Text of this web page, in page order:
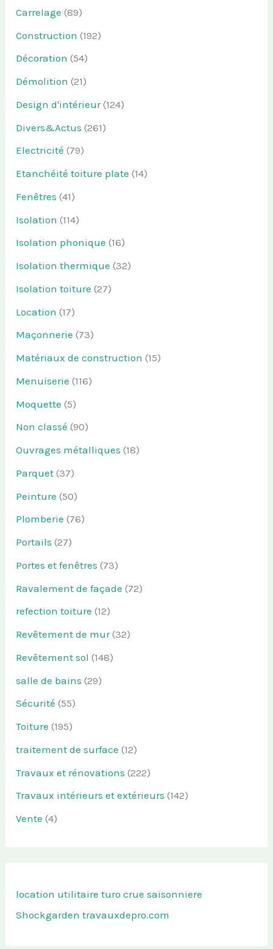
Carrelage (89)
Construction (192)
Décoration (54)
Démolition (21)
Design d'intérieur(124)
Divers&Actus (261)
Electricité (79)
Etanchéité toiture plate (14)
Fenêtres (41)
Isolation (114)
Isolation phonique (16)
Isolation thermique (32)
Isolation toiture (27)
Location (17)
Maçonnerie (73)
Matériaux de construction (15)
Menuiserie (116)
Moquette (5)
Non classé (90)
Ouvrages métalliques (18)
Parquet (37)
Peinture (50)
Plomberie (76)
Portails (27)
Portes et fenêtres (73)
Ravalement de façade (72)
refection toiture (12)
Revêtement de mur(32)
Revêtement sol (148)
salle de bains (29)
Sécurité (55)
Toiture (195)
traitement de surface (12)
Travaux et rénovations (222)
Travaux intérieurs et extérieurs (142)
Vente (4)
location utilitaire turo crue saisonniere
Shockgarden travauxdepro.com